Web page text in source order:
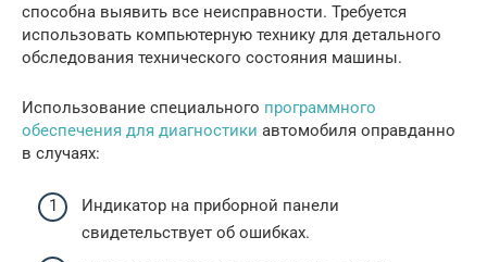
способна выявить все неисправности. Требуется
использовать компьютерную технику для детального
обследования технического состояния машины.
Использование специального программного
обеспечения для диагностики автомобиля оправданно
в случаях:
Индикатор на приборной панели
свидетельствует об ошибках.